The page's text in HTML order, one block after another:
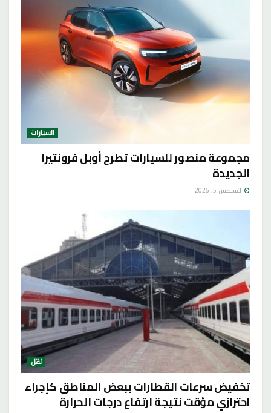
السيارات
مجموعة منصور للسيارات تطرح أوبل فرونتيرا
الجديدة
أغسطس 5, 2026
نقل
تخفيض سرعات القطارات ببعض المناطق كإجراء
احترازي مؤقت نتيجة ارتفاع درجات الحرارة